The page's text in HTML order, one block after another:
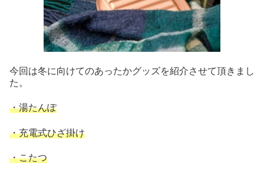
今回は冬に向けてのあったかグッズを紹介させて頂きまし
た。
・湯たんぽ
・充電式ひざ掛け
・こたつ